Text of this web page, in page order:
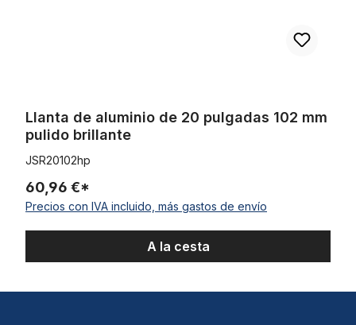
Llanta de aluminio de 20 pulgadas 102 mm
pulido brillante
JSR20102hp
60,96 €*
Precios con IVA incluido, más gastos de envío
A la cesta